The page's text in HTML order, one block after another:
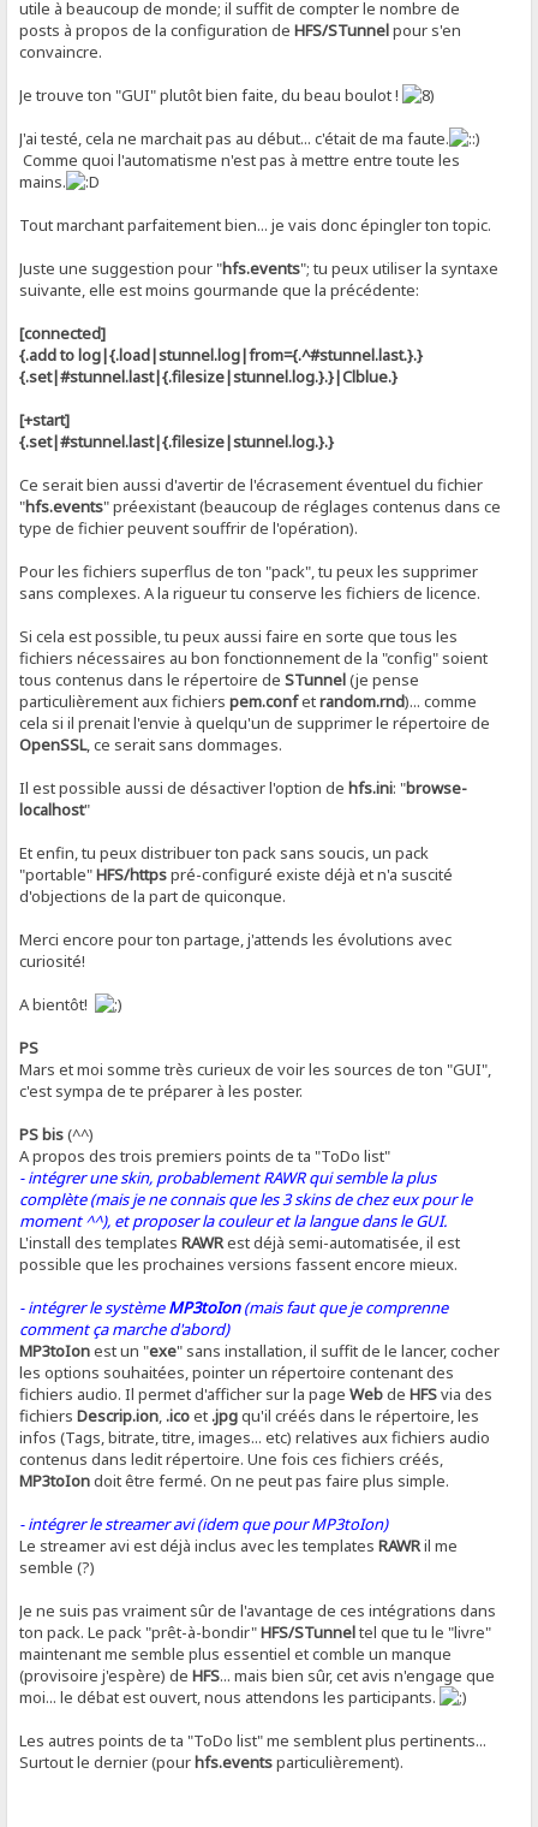
utile à beaucoup de monde; il suffit de compter le nombre de
posts à propos de la configuration deHFS/STunnelpour s'en
convaincre.
Je trouve ton "GUI" plutôt bien faite, du beau boulot !
J'ai testé, cela ne marchait pas au début... c'était de ma faute.
Comme quoi l'automatisme n'est pas à mettre entre toute les
mains.
Tout marchant parfaitement bien... je vais donc épingler ton topic.
Juste une suggestion pour "hfs.events"; tu peux utiliser la syntaxe
suivante, elle est moins gourmande que la précédente:
[connected]
{.add to log|{.load|stunnel.log|from={.^#stunnel.last.}.}
{.set|#stunnel.last|{.filesize|stunnel.log.}.}|Clblue.}
[+start]
{.set|#stunnel.last|{.filesize|stunnel.log.}.}
Ce serait bien aussi d'avertir de l'écrasement éventuel du fichier
"hfs.events" préexistant (beaucoup de réglages contenus dans ce
type de fichier peuvent souffrir de l'opération).
Pour les fichiers superflus de ton "pack", tu peux les supprimer
sans complexes. A la rigueur tu conserve les fichiers de licence.
Si cela est possible, tu peux aussi faire en sorte que tous les
fichiers nécessaires au bon fonctionnement de la "config" soient
tous contenus dans le répertoire deSTunnel(je pense
particulièrement aux fichierspem.confetrandom.rnd)... comme
cela si il prenait l'envie à quelqu'un de supprimer le répertoire de
OpenSSL, ce serait sans dommages.
Il est possible aussi de désactiver l'option dehfs.ini: "browse-
localhost"
Et enfin, tu peux distribuer ton pack sans soucis, un pack
"portable"HFS/httpspré-configuré existe déjà et n'a suscité
d'objections de la part de quiconque.
Merci encore pour ton partage, j'attends les évolutions avec
curiosité!
A bientôt!
PS
Mars et moi somme très curieux de voir les sources de ton "GUI",
c'est sympa de te préparer à les poster.
PS bis(^^)
A propos des trois premiers points de ta "ToDo list"
- intégrer une skin, probablement RAWR qui semble la plus
complète (mais je ne connais que les 3 skins de chez eux pour le
moment ^^), et proposer la couleur et la langue dans le GUI.
L'install des templatesRAWRest déjà semi-automatisée, il est
possible que les prochaines versions fassent encore mieux.
- intégrer le systèmeMP3toIon(mais faut que je comprenne
comment ça marche d'abord)
MP3toIonest un "exe" sans installation, il suffit de le lancer, cocher
les options souhaitées, pointer un répertoire contenant des
fichiers audio. Il permet d'afficher sur la pageWebdeHFSvia des
fichiersDescrip.ion ,.icoet.jpgqu'il créés dans le répertoire, les
infos (Tags, bitrate, titre, images... etc) relatives aux fichiers audio
contenus dans ledit répertoire. Une fois ces fichiers créés,
MP3toIondoit être fermé. On ne peut pas faire plus simple.
- intégrer le streamer avi (idem que pour MP3toIon)
Le streamer avi est déjà inclus avec les templatesRAWRil me
semble (?)
Je ne suis pas vraiment sûr de l'avantage de ces intégrations dans
ton pack. Le pack "prêt-à-bondir"HFS/STunneltel que tu le "livre"
maintenant me semble plus essentiel et comble un manque
(provisoire j'espère) deHFS... mais bien sûr, cet avis n'engage que
moi... le débat est ouvert, nous attendons les participants.
Les autres points de ta "ToDo list" me semblent plus pertinents...
Surtout le dernier (pourhfs.eventsparticulièrement).